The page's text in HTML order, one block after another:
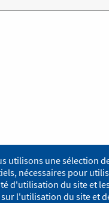
utilisons une sélection
nécessaires pour
d'utilisation du site et
l'utilisation du site et